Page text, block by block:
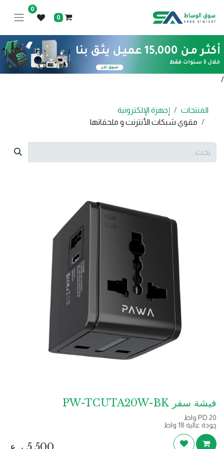
0
0
/
المنتجات
إجهزة الإلكترونية
مقوي شبكات الأنترنت و ملحقاتها
فيشة سفر PW-TCUTA20W-BK
PD 20 واط
جودة عالية 18 واط
أكثر من 150 دولة
الاستخدام العالمي